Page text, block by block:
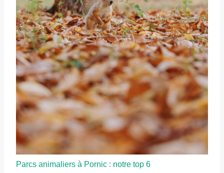
Parcs animaliers à Pornic : notre top 6